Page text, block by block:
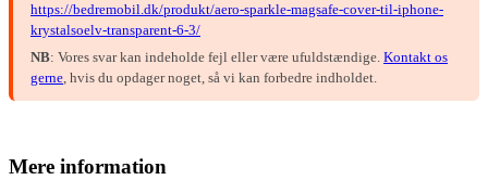
https://bedremobil.dk/produkt/aero-sparkle-magsafe-cover-til-iphone-
krystalsoelv-transparent-6-3/
NB: Vores svar kan indeholde fejl eller være ufuldstændige. Kontakt os
gerne, hvis du opdager noget, så vi kan forbedre indholdet.
Mere information